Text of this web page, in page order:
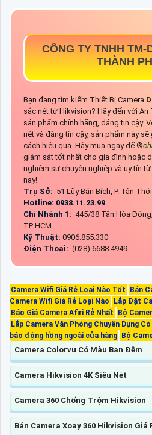
CÔNG TY TNHH
THÀNH
Bạn đang tìm kiếm Thiết Bị Camera
sắc nét từ Hikvision? Hãy đến với An
sản phẩm chính hãng, đáng tin cậy.
nét và đáng tin cậy, sản phẩm này
cách hiệu quả. Hãy mua ngay để ®️
giám sát tốt nhất cho gia đình hoặc
nghiệm sự chuyên nghiệp và uy tín
nay!
Trụ Sở: 51 Lũy Bán Bích, P. Tân
Hotline: 0938.11.23.99
Chi Nhánh 1: 445/38 Tân Hòa
TP HCM
Kỹ Thuật: 0906.855.330
Điện Thoại: (028) 6688.4949
Camera Wifi Giá Rẻ Loại Nào Tốt Bán
Camera Wifi Giá Rẻ Loại Nào
Lắp Đặt
Báo Giá Camera Afiri Rẻ Nhất
Bộ
Lắp Camera Văn Phòng Chuyên Dụng
báo động hồng ngoài cửa hàng Bộ
Camera Colorvu Có Màu Ban Đêm
Camera Hikvision 4K Siêu Nét
Camera 360 Chống Trộm Hikvision
Bán Camera Xoay 360 Hikvision Giá